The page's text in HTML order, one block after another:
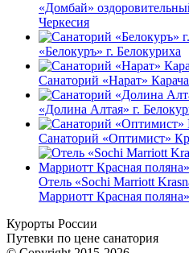
«Домбай»
Черкесия
«Белокуръ» г. Белокуриха
Санаторий «Нарат»
«Долина Алтая» г.
Санаторий «Оптимист»
Отель «Sochi Marriott
Марриотт Красная поляна»
Курорты России
Путевки по цене санатория